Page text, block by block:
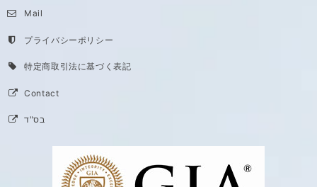
Mail
プライバシーポリシー
特定商取引法に基づく表記
Contact
בס"ד